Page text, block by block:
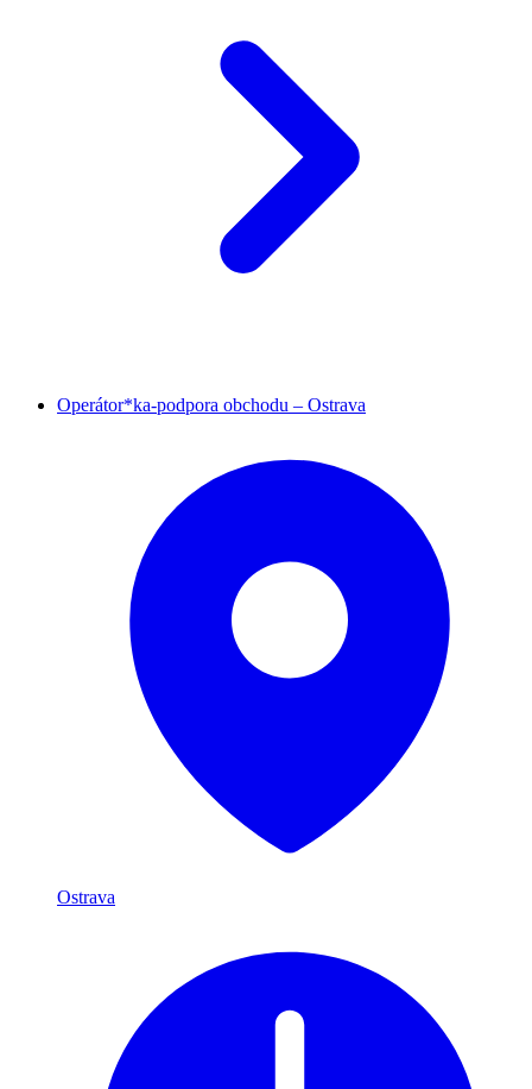
Operátor*ka-podpora obchodu – Ostrava
Ostrava